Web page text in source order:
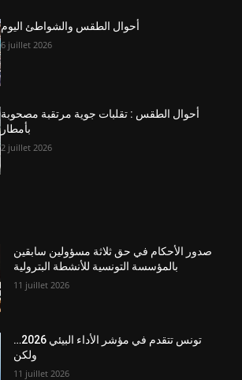
أحوال الطقس والشواطئ اليوم
6 juillet 2026
أحوال الطقس : تقلبات جوية مرتقبة مصحوبة
بأمطار
2 juillet 2026
صدور الأحكام في حق ثلاثة مسؤولين سابقين
بالمؤسسة التونسية للأنشطة البترولية
11 juillet 2026
تونس تتقدم في مؤشر الأداء البيئي 2026…
ولكن
11 juillet 2026